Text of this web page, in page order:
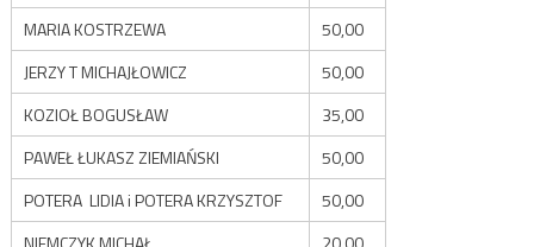
MARIA KOSTRZEWA
50,00
JERZY T MICHAJŁOWICZ
50,00
KOZIOŁ BOGUSŁAW
35,00
PAWEŁ ŁUKASZ ZIEMIAŃSKI
50,00
POTERA LIDIA i POTERA KRZYSZTOF
50,00